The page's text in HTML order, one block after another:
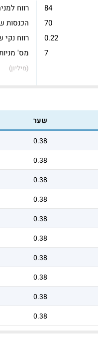
84
70
0.22
7
רווח
הכנסות
רווח נקי
מס'
(מיליון)
שער
0.38
0.38
0.38
0.38
0.38
0.38
0.38
0.38
0.38
0.38